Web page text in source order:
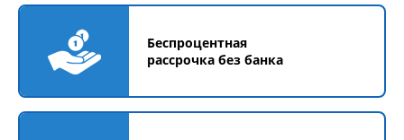
Беспроцентная
рассрочка без банка